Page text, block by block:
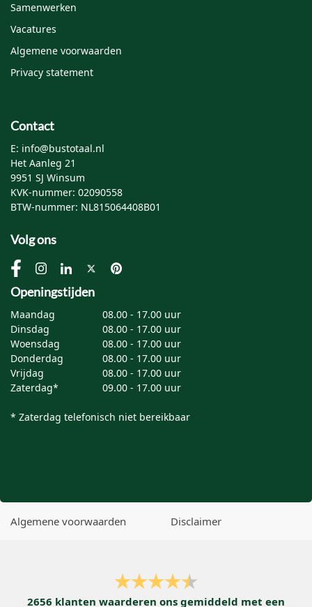
Samenwerken
Vacatures
Algemene voorwaarden
Privacy statement
Contact
E: info@bustotaal.nl
Het Aanleg 21
9951 SJ Winsum
KVK-nummer: 02090558
BTW-nummer: NL815064408B01
Volg ons
Openingstijden
Maandag
08.00 - 17.00 uur
Dinsdag
08.00 - 17.00 uur
Woensdag
08.00 - 17.00 uur
Donderdag
08.00 - 17.00 uur
Vrijdag
08.00 - 17.00 uur
Zaterdag*
09.00 - 17.00 uur
* Zaterdag telefonisch niet bereikbaar
Algemene voorwaarden Disclaimer
2656 klanten waarderen ons gemiddeld met een